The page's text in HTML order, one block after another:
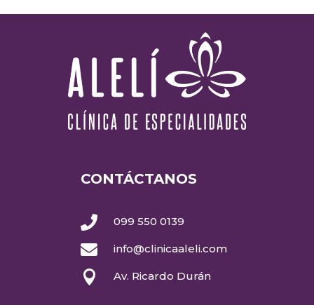
CONTÁCTANOS
 099 550 0139
 info@clinicaaleli.com
 Av. Ricardo Durán